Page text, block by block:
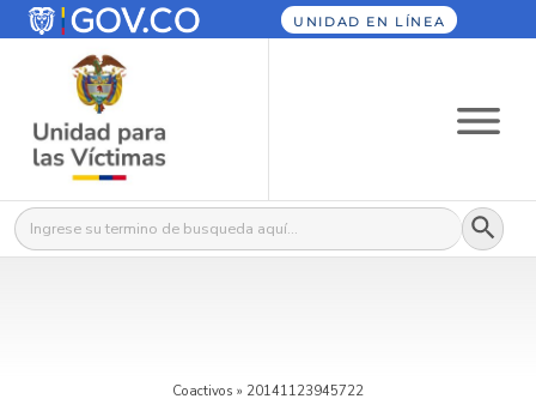
UNIDAD EN LÍNEA
Buscar: Botón
Coactivos » 20141123945722